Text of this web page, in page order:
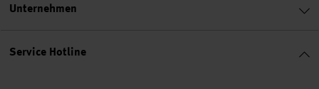
Service Hotline
Unternehmen